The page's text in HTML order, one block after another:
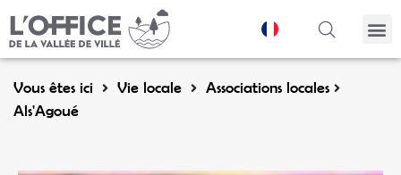
Vous êtes ici Vie locale
Associations locales
Als'Agoué
Panneau de gestion des cookies